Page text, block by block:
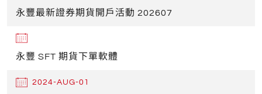
永豐最新證券期貨開戶活動 202607
永豐 SFT 期貨下單軟體
2024-AUG-01